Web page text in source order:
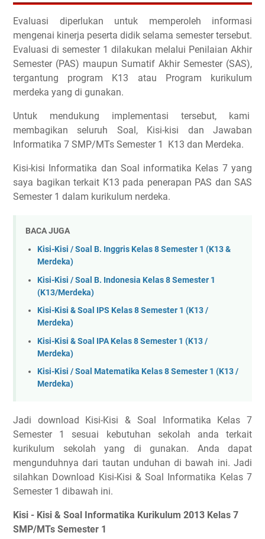
Evaluasi diperlukan untuk memperoleh informasi
mengenai kinerja peserta didik selama semester tersebut.
Evaluasi di semester 1 dilakukan melalui Penilaian Akhir
Semester (PAS) maupun Sumatif Akhir Semester (SAS),
tergantung program K13 atau Program kurikulum
merdeka yang di gunakan.
Untuk mendukung implementasi tersebut, kami
membagikan seluruh Soal, Kisi-kisi dan Jawaban
Informatika 7 SMP/MTs Semester 1 K13 dan Merdeka.
Kisi-kisi Informatika dan Soal informatika Kelas 7 yang
saya bagikan terkait K13 pada penerapan PAS dan SAS
Semester 1 dalam kurikulum nerdeka.
BACA JUGA
Kisi-Kisi / Soal B. Inggris Kelas 8 Semester 1 (K13 &
Merdeka)
Kisi-Kisi / Soal B. Indonesia Kelas 8 Semester 1
(K13/Merdeka)
Kisi-Kisi & Soal IPS Kelas 8 Semester 1 (K13 /
Merdeka)
Kisi-Kisi & Soal IPA Kelas 8 Semester 1 (K13 /
Merdeka)
Kisi-Kisi / Soal Matematika Kelas 8 Semester 1 (K13 /
Merdeka)
Jadi download Kisi-Kisi & Soal Informatika Kelas 7
Semester 1 sesuai kebutuhan sekolah anda terkait
kurikulum sekolah yang di gunakan. Anda dapat
mengunduhnya dari tautan unduhan di bawah ini. Jadi
silahkan Download Kisi-Kisi & Soal Informatika Kelas 7
Semester 1 dibawah ini.
Kisi - Kisi & Soal Informatika Kurikulum 2013 Kelas 7
SMP/MTs Semester 1